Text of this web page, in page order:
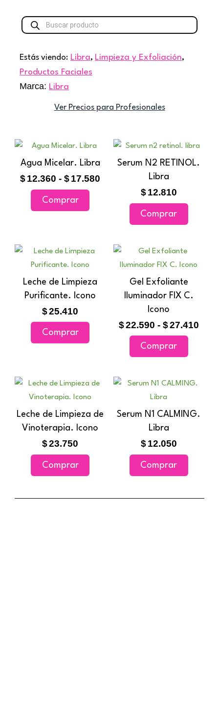
Búsqueda
de
Estás viendo: Libra, Limpieza y Exfoliación,
Productos Faciales
Marca: Libra
Ver Precios para Profesionales
Agua Micelar. Libra
$12.360 - $17.580
Rango
precios:
Comprar
Este
producto
pueden
en
la
de
Serum N2 RETINOL.
Libra
$ 12.810
Comprar
Leche de Limpieza
Purificante. Icono
$25.410
Comprar
Gel Exfoliante
Iluminador FIX C.
Icono
$22.590 - $27.410
Comprar
producto
múltiples
en
página
Leche de Limpieza de
Vinoterapia. Icono
$23.750
Comprar
Serum N1 CALMING.
Libra
$ 12.050
Comprar